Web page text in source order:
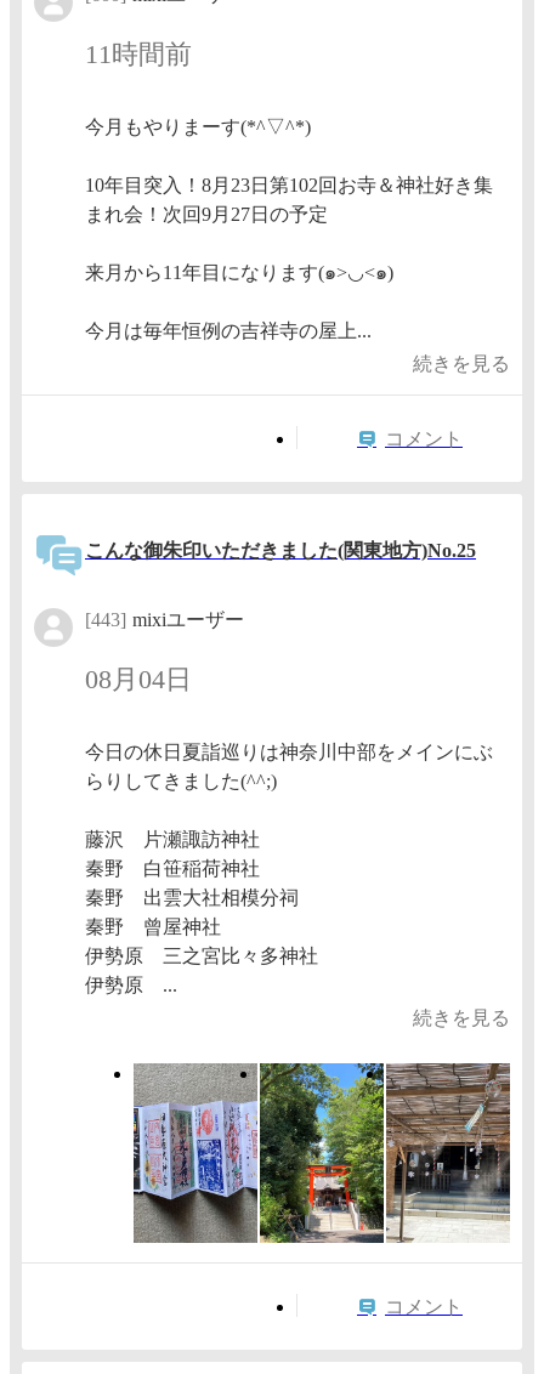
11時間前
今月もやりまーす(*^▽^*)
10年目突入！8月23日第102回お寺＆神社好き集
まれ会！次回9月27日の予定
来月から11年目になります(๑>◡<๑)
今月は毎年恒例の吉祥寺の屋上...
続きを見る
コメント
こんな御朱印いただきました(関東地方)No.25
[443] mixiユーザー
08月04日
今日の休日夏詣巡りは神奈川中部をメインにぶ
らりしてきました(^^;)
藤沢 片瀬諏訪神社
秦野 白笹稲荷神社
秦野 出雲大社相模分祠
秦野 曾屋神社
伊勢原 三之宮比々多神社
伊勢原 ...
続きを見る
コメント